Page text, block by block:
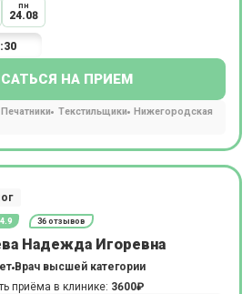
пн
24.08
НА ПРИЕМ
Печатники Текстильщики
Нижегородская
4.9 36 отзывов
Надежда Игоревна
Врач высшей категории
приёма в клинике: 3600₽